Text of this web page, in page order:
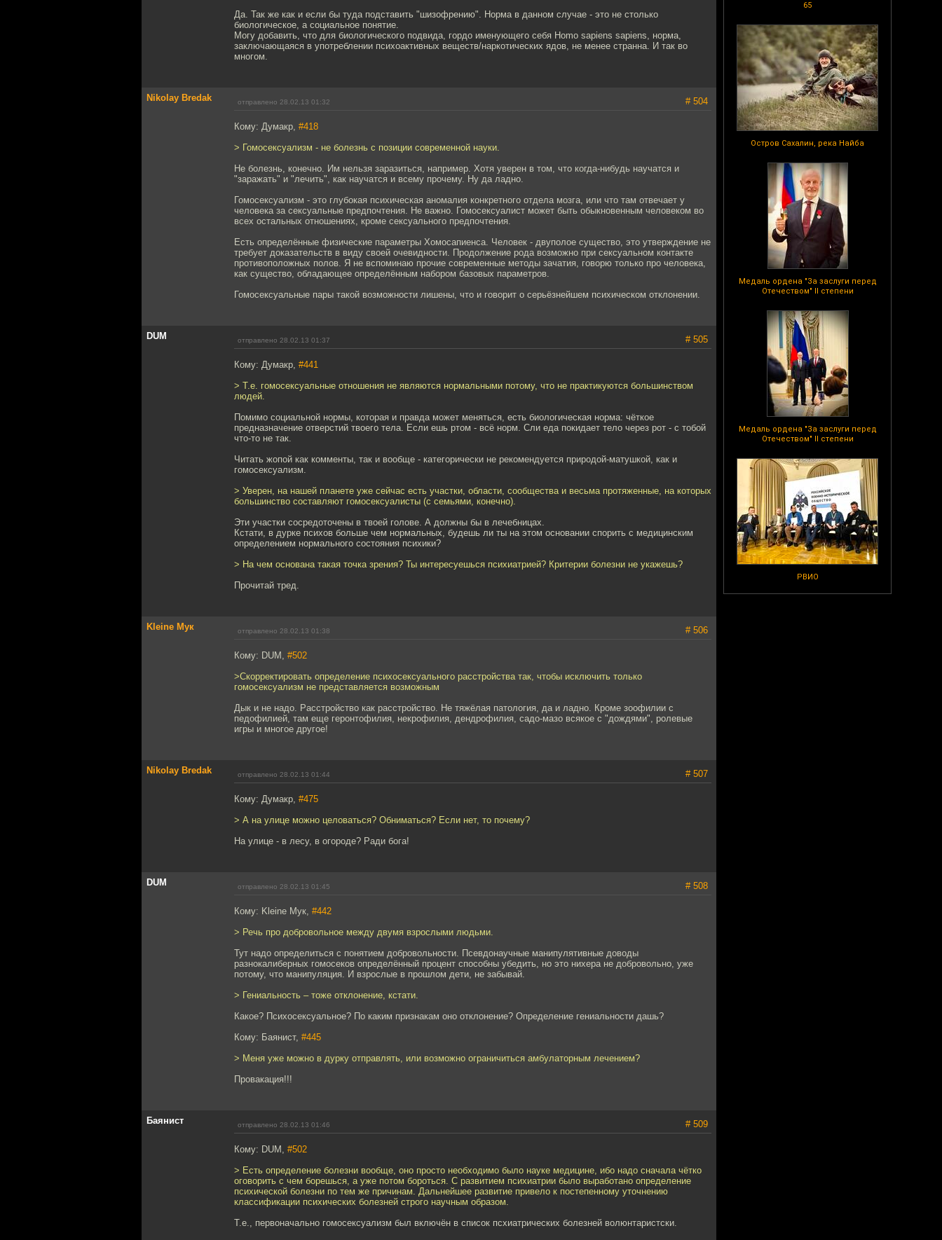
65
Остров Сахалин, река Найба
Медаль ордена "За заслуги перед
Отечеством" II степени
Медаль ордена "За заслуги перед
Отечеством" II степени
РВИО
Да. Так же как и если бы туда подставить "шизофрению". Норма в данном случае - это не столько
биологическое, а социальное понятие.
Могу добавить, что для биологического подвида, гордо именующего себя Homo sapiens‎ sapiens‎, норма,
заключающаяся в употреблении психоактивных веществ/наркотических ядов, не менее странна. И так во
многом.
Nikolay Bredak отправлено 28.02.13 01:32 # 504
Кому: Думакр, #418
> Гомосексуализм - не болезнь с позиции современной науки.
Не болезнь, конечно. Им нельзя заразиться, например. Хотя уверен в том, что когда-нибудь научатся и
"заражать" и "лечить", как научатся и всему прочему. Ну да ладно.
Гомосексуализм - это глубокая психическая аномалия конкретного отдела мозга, или что там отвечает у
человека за сексуальные предпочтения. Не важно. Гомосексуалист может быть обыкновенным человеком во
всех остальных отношениях, кроме сексуального предпочтения.
Есть определённые физические параметры Хомосапиенса. Человек - двуполое существо, это утверждение не
требует доказательств в виду своей очевидности. Продолжение рода возможно при сексуальном контакте
противоположных полов. Я не вспоминаю прочие современные методы зачатия, говорю только про человека,
как существо, обладающее определённым набором базовых параметров.
Гомосексуальные пары такой возможности лишены, что и говорит о серьёзнейшем психическом отклонении.
DUM отправлено 28.02.13 01:37 # 505
Кому: Думакр, #441
> Т.е. гомосексуальные отношения не являются нормальными потому, что не практикуются большинством
людей.
Помимо социальной нормы, которая и правда может меняться, есть биологическая норма: чёткое
предназначение отверстий твоего тела. Если ешь ртом - всё норм. Сли еда покидает тело через рот - с тобой
что-то не так.
Читать жопой как комменты, так и вообще - категорически не рекомендуется природой-матушкой, как и
гомосексуализм.
> Уверен, на нашей планете уже сейчас есть участки, области, сообщества и весьма протяженные, на которых
большинство составляют гомосексуалисты (с семьями, конечно).
Эти участки сосредоточены в твоей голове. А должны бы в лечебницах.
Кстати, в дурке психов больше чем нормальных, будешь ли ты на этом основании спорить с медицинским
определением нормального состояния психики?
> На чем основана такая точка зрения? Ты интересуешься психиатрией? Критерии болезни не укажешь?
Прочитай тред.
Kleine Мук отправлено 28.02.13 01:38 # 506
Кому: DUM, #502
>Скорректировать определение психосексуального расстройства так, чтобы исключить только
гомосексуализм не представляется возможным
Дык и не надо. Расстройство как расстройство. Не тяжёлая патология, да и ладно. Кроме зоофилии с
педофилией, там еще геронтофилия, некрофилия, дендрофилия, садо-мазо всякое с "дождями", ролевые
игры и многое другое!
Nikolay Bredak отправлено 28.02.13 01:44 # 507
Кому: Думакр, #475
> А на улице можно целоваться? Обниматься? Если нет, то почему?
На улице - в лесу, в огороде? Ради бога!
DUM отправлено 28.02.13 01:45 # 508
Кому: Kleine Мук, #442
> Речь про добровольное между двумя взрослыми людьми.
Тут надо определиться с понятием добровольности. Псевдонаучные манипулятивные доводы
разнокалиберных гомосеков определённый процент способны убедить, но это нихера не добровольно, уже
потому, что манипуляция. И взрослые в прошлом дети, не забывай.
> Гениальность – тоже отклонение, кстати.
Какое? Психосексуальное? По каким признакам оно отклонение? Определение гениальности дашь?
Кому: Баянист, #445
> Меня уже можно в дурку отправлять, или возможно ограничиться амбулаторным лечением?
Провакация!!!
Баянист отправлено 28.02.13 01:46 # 509
Кому: DUM, #502
> Есть определение болезни вообще, оно просто необходимо было науке медицине, ибо надо сначала чётко
оговорить с чем борешься, а уже потом бороться. С развитием психиатрии было выработано определение
психической болезни по тем же причинам. Дальнейшее развитие привело к постепенному уточнению
классификации психических болезней строго научным образом.
Т.е., первоначально гомосексуализм был включён в список псхиатрических болезней волюнтаристски.